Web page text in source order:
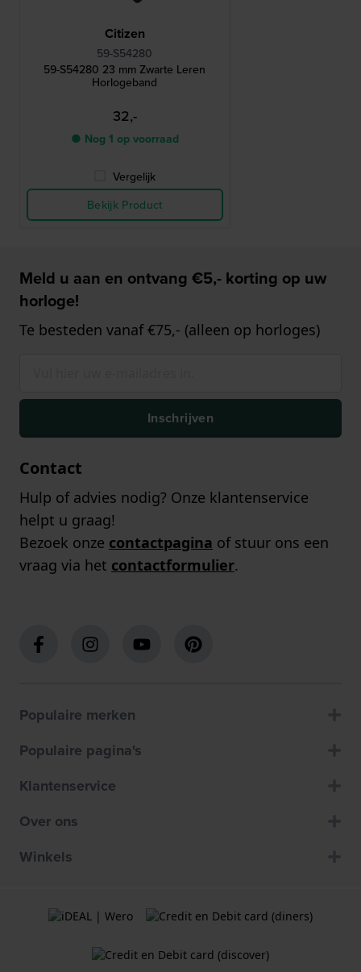
Citizen
59-S54280
59-S54280 23 mm Zwarte Leren
Horlogeband
32,-
● Nog 1 op voorraad
Vergelijk
Bekijk Product
Meld u aan en ontvang €5,- korting op uw
horloge!
Te besteden vanaf €75,- (alleen op horloges)
Inschrijven
Contact
Hulp of advies nodig? Onze klantenservice
helpt u graag!
Bezoek onze contactpagina of stuur ons een
vraag via het contactformulier.
Populaire merken
Populaire pagina's
Klantenservice
Over ons
Winkels